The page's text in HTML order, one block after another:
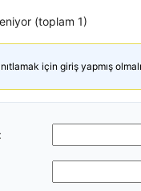
(toplam 1)
için giriş yapmış